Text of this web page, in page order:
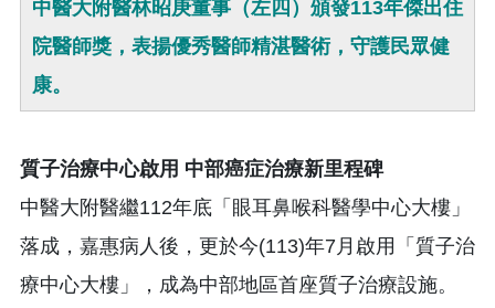
中醫大附醫林昭庚董事（左四）頒發113年傑出住
院醫師獎，表揚優秀醫師精湛醫術，守護民眾健
康。
質子治療中心啟用 中部癌症治療新里程碑
中醫大附醫繼112年底「眼耳鼻喉科醫學中心大樓」
落成，嘉惠病人後，更於今(113)年7月啟用「質子治
療中心大樓」，成為中部地區首座質子治療設施。